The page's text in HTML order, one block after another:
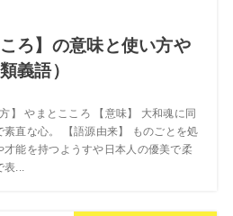
ろ】の意味と使い方や
義語）
】 やまとこころ 【意味】 大和魂に同
素直な心。 【語源由来】 ものごとを処
能を持つようすや日本人の優美で柔
...